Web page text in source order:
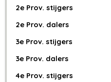
2e Prov. stijgers
2e Prov. dalers
3e Prov. stijgers
3e Prov. dalers
4e Prov. stijgers